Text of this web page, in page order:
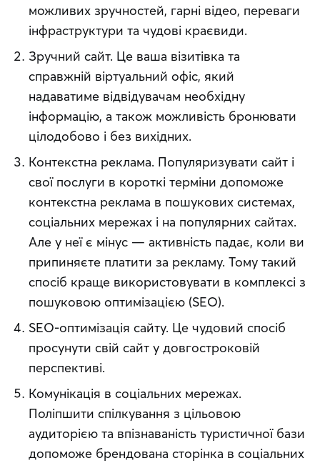
можливих зручностей, гарні відео, переваги
інфраструктури та чудові краєвиди.
Зручний сайт. Це ваша візитівка та
справжній віртуальний офіс, який
надаватиме відвідувачам необхідну
інформацію, а також можливість бронювати
цілодобово і без вихідних.
Контекстна реклама. Популяризувати сайт і
свої послуги в короткі терміни допоможе
контекстна реклама в пошукових системах,
соціальних мережах і на популярних сайтах.
Але у неї є мінус — активність падає, коли ви
припиняєте платити за рекламу. Тому такий
спосіб краще використовувати в комплексі з
пошуковою оптимізацією (SEO).
SEO-оптимізація сайту. Це чудовий спосіб
просунути свій сайт у довгостроковій
перспективі.
Комунікація в соціальних мережах.
Поліпшити спілкування з цільовою
аудиторією та впізнаваність туристичної бази
допоможе брендована сторінка в соціальних